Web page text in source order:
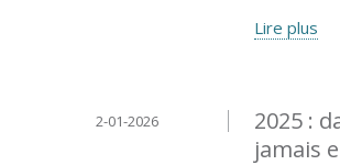
Lire plus
2025 :
jamais
2-01-2026